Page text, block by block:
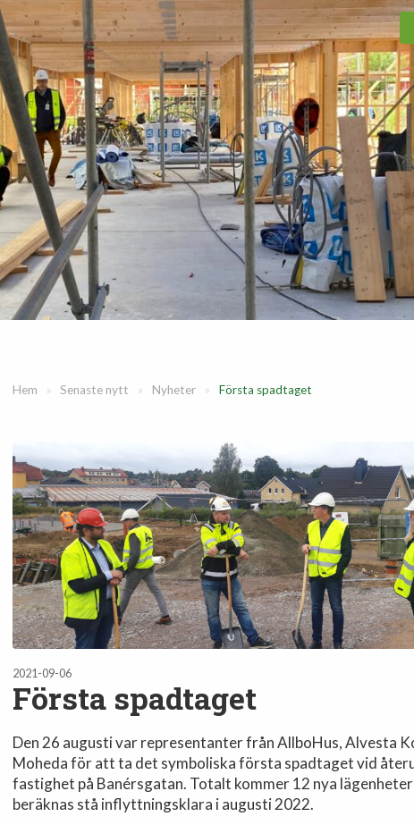
Hem » Senaste nytt » Nyheter » Första spadtaget
2021-09-06
Första spadtaget
Den 26 augusti var representanter från AllboHus, Alvesta
Moheda för att ta det symboliska första spadtaget vid
fastighet på Banérsgatan. Totalt kommer 12 nya
beräknas stå inflyttningsklara i augusti 2022.